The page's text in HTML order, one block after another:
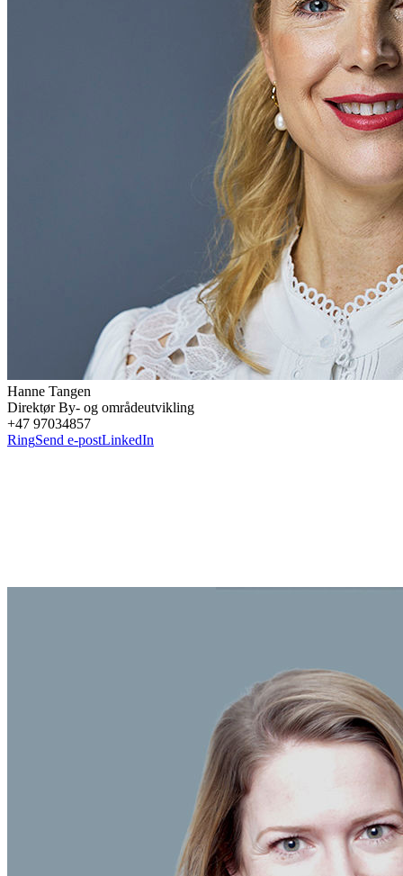
Hanne Tangen
Direktør By- og områdeutvikling
+47 97034857
RingSend e-postLinkedIn